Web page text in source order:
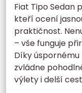
Fiat Tipo Sedan
kteří ocení
praktičnost.
– vše funguje
Díky
zvládne
výlety i delší